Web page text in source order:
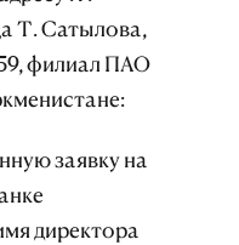
Т. Сатылова,
филиал ПАО
заявку на
директора